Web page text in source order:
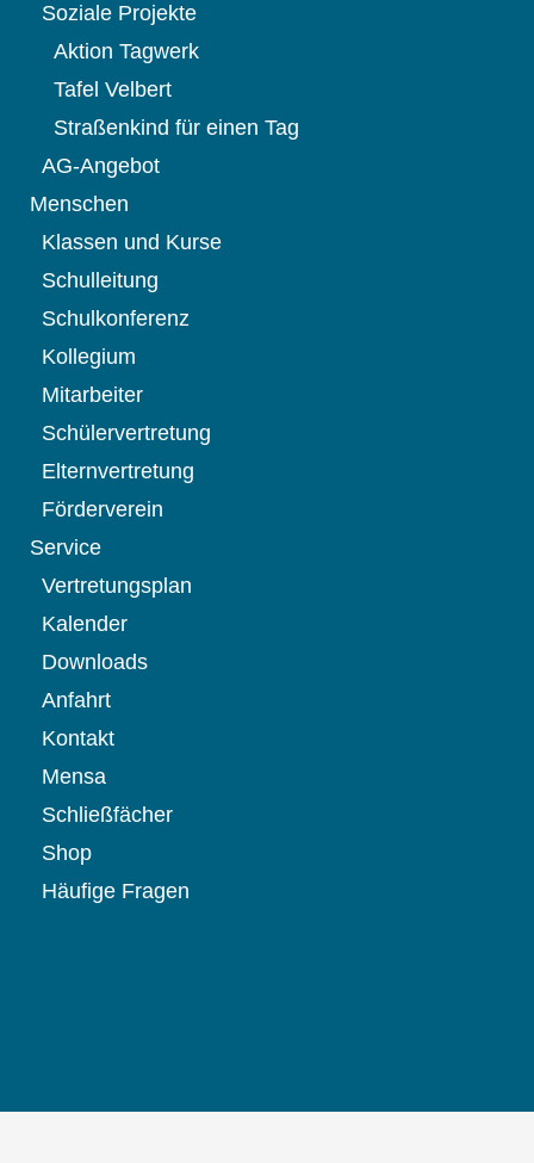
Soziale Projekte
Aktion Tagwerk
Tafel Velbert
Straßenkind für einen Tag
AG-Angebot
Menschen
Klassen und Kurse
Schulleitung
Schulkonferenz
Kollegium
Mitarbeiter
Schülervertretung
Elternvertretung
Förderverein
Service
Vertretungsplan
Kalender
Downloads
Anfahrt
Kontakt
Mensa
Schließfächer
Shop
Häufige Fragen